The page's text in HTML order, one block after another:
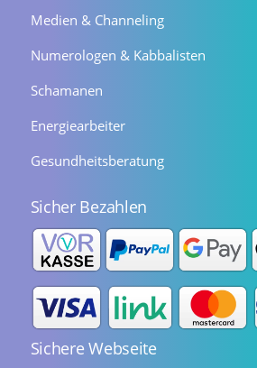
Medien & Channeling
Numerologen & Kabbalisten
Schamanen
Energiearbeiter
Gesundheitsberatung
Sicher Bezahlen
Sichere Webseite